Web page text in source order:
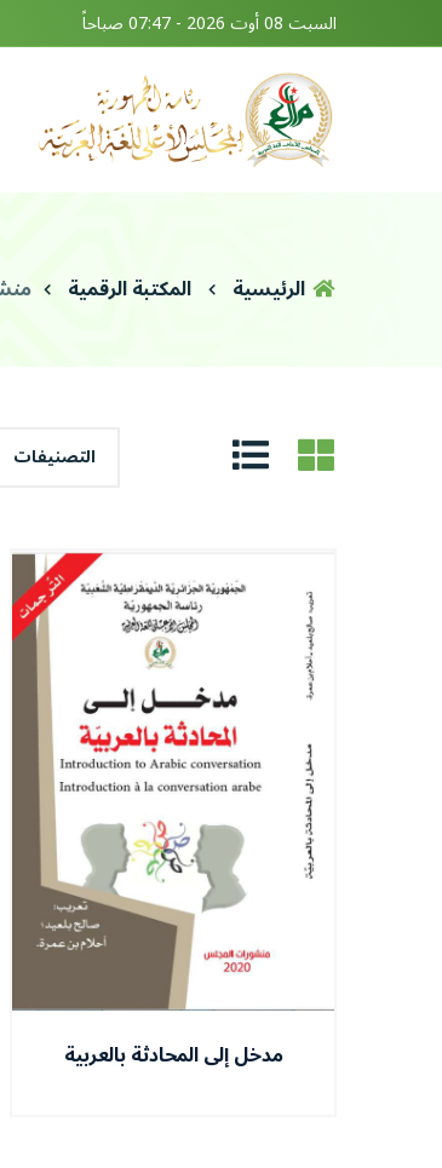
السبت 08 أوت 2026 - 07:47 صباحاً
الرئيسية المكتبة الرقمية
التصنيفات
مدخل إلى المحادثة بالعربية